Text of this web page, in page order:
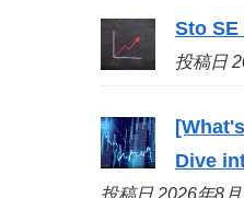
Sto SE
投稿日
Dive